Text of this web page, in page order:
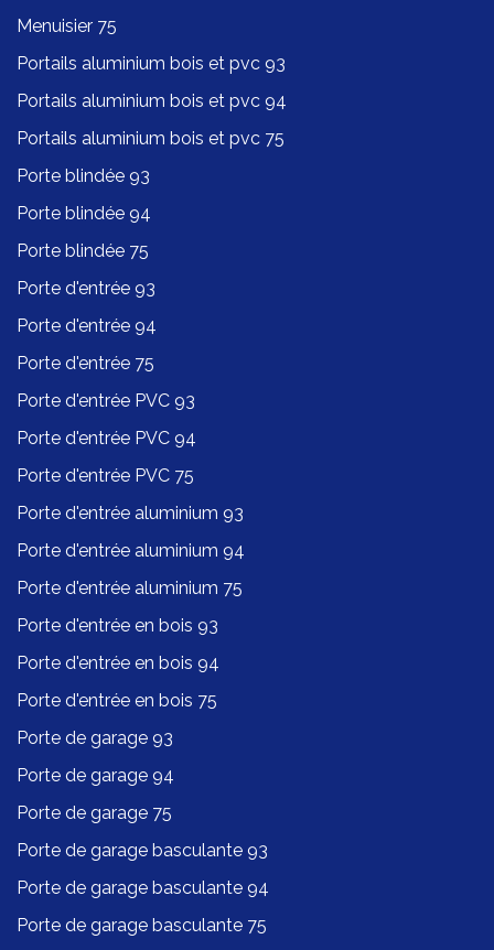
Menuisier 75
Portails aluminium bois et pvc 93
Portails aluminium bois et pvc 94
Portails aluminium bois et pvc 75
Porte blindée 93
Porte blindée 94
Porte blindée 75
Porte d'entrée 93
Porte d'entrée 94
Porte d'entrée 75
Porte d'entrée PVC 93
Porte d'entrée PVC 94
Porte d'entrée PVC 75
Porte d'entrée aluminium 93
Porte d'entrée aluminium 94
Porte d'entrée aluminium 75
Porte d'entrée en bois 93
Porte d'entrée en bois 94
Porte d'entrée en bois 75
Porte de garage 93
Porte de garage 94
Porte de garage 75
Porte de garage basculante 93
Porte de garage basculante 94
Porte de garage basculante 75